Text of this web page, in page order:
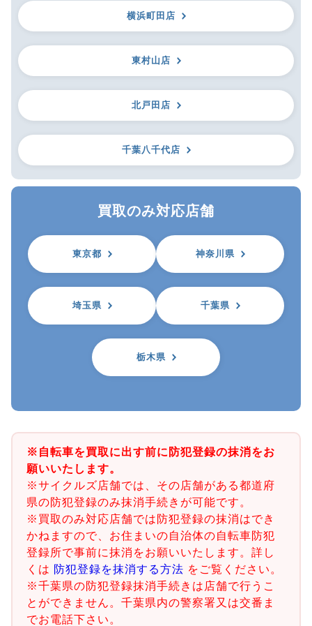
横浜町田店
東村山店
北戸田店
千葉八千代店
買取のみ対応店舗
東京都 神奈川県
埼玉県 千葉県
栃木県
※自転車を買取に出す前に防犯登録の抹消をお
願いいたします。
※サイクルズ店舗では、その店舗がある都道府
県の防犯登録のみ抹消手続きが可能です。
※買取のみ対応店舗では防犯登録の抹消はでき
かねますので、お住まいの自治体の自転車防犯
登録所で事前に抹消をお願いいたします。詳し
くは 防犯登録を抹消する方法 をご覧ください。
※千葉県の防犯登録抹消手続きは店舗で行うこ
とができません。千葉県内の警察署又は交番ま
でお電話下さい。